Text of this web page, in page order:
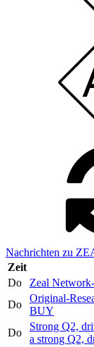
Nachrichten zu
Zeit
Do
Zeal
Do
Original-
BUY
Do
Strong Q2,
a strong Q2,